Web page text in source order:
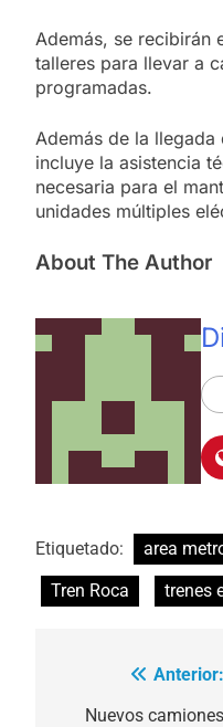
Además, se recibirán
talleres para llevar a
programadas.
Además de la
incluye la asistencia
necesaria para el
unidades múltiples
About The Author
Etiquetado: area
Tren Roca
trenes
Navegación
Anterior:
Nuevos camiones